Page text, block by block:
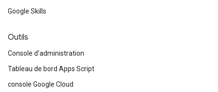
Google Skills
Outils
Console d'administration
Tableau de bord Apps Script
console Google Cloud